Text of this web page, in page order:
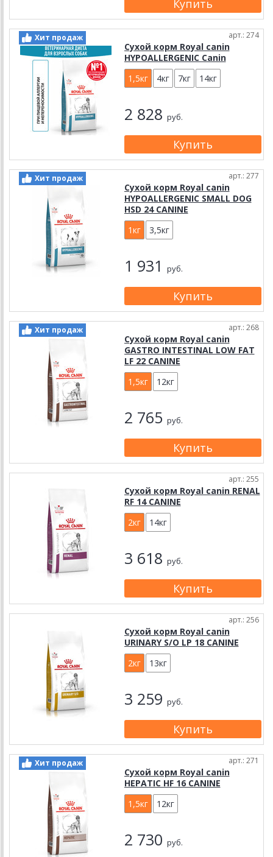
Хит продаж арт.: 274
Сухой корм Royal canin
HYPOALLERGENIC Canin
1,5кг
4кг 7кг 14кг
2 828 руб.
Хит продаж арт.: 277
Сухой корм Royal canin
HYPOALLERGENIC SMALL DOG
HSD 24 CANINE
1кг
3,5кг
1 931 руб.
Хит продаж арт.: 268
Сухой корм Royal canin
GASTRO INTESTINAL LOW FAT
LF 22 CANINE
1,5кг
12кг
2 765 руб.
арт.: 255
Сухой корм Royal canin RENAL
RF 14 CANINE
2кг
14кг
3 618 руб.
арт.: 256
Сухой корм Royal canin
URINARY S/O LP 18 CANINE
2кг
13кг
3 259 руб.
Хит продаж арт.: 271
Сухой корм Royal canin
HEPATIC HF 16 CANINE
1,5кг
12кг
2 730 руб.